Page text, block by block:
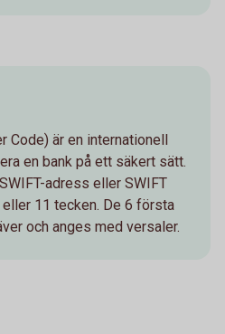
Code) är en internationell
en bank på ett säkert sätt.
adress eller SWIFT
11 tecken. De 6 första
och anges med versaler.